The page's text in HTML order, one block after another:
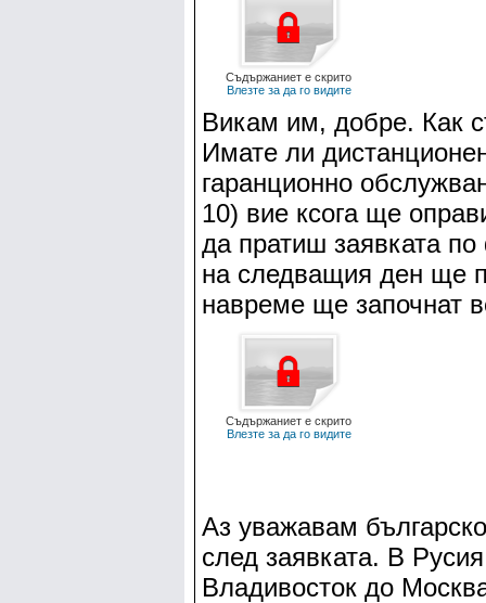
Съдържаниет е скрито
Влезте за да го видите
Викам им, добре. Как
Имате ли
гаранционно
10) вие ксога ще
да пратиш заявката
на следващия ден ще
навреме ще започнат
Съдържаниет е скрито
Влезте за да го видите
Аз уважавам
след заявката. В
Владивосток до